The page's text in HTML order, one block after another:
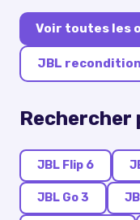
Voir toutes les
JBL
Rechercher
JBL Flip 6
JBL Go 3